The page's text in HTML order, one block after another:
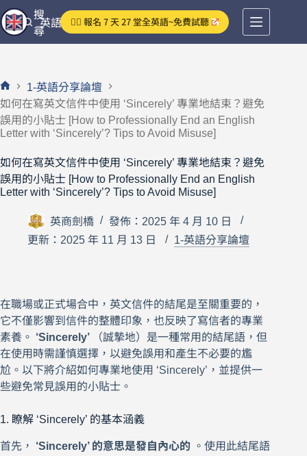
跳
至
主
容
英語分享論壇
搜
尋
👉🏻 報名 7 天 27 堂全英語~免費試聽
首
頁
1-英語分享論壇
如何在寫英文信件中使用 ‘Sincerely’ 專業地結束？避免
誤用的小貼士 [How to Professionally End an English
Letter with ‘Sincerely’? Tips to Avoid Misuse]
如何在寫英文信件中使用 ‘Sincerely’ 專業地結束？避免
誤用的小貼士 [How to Professionally End an English
Letter with ‘Sincerely’? Tips to Avoid Misuse]
英商劍橋
發佈：2025 年 4 月 10 日
更新：2025 年 11 月 13 日
1-英語分享論壇
在職場或正式場合中，英文信件的結尾是至關重要的，
它不僅影響到信件的整體印象，也反映了寫信者的專業
素養。 ‘Sincerely’
（誠摯地）是一種常用的結尾語，但
在使用時需謹慎選擇，以避免誤用和產生不必要的尷
尬。以下將介紹如何專業地使用 ‘Sincerely’，並提供一
些避免常見誤用的小貼士。
1. 瞭解 ‘Sincerely’ 的基本涵義
首先， ‘Sincerely’ 的意思是發自內心的 。使用此結尾語